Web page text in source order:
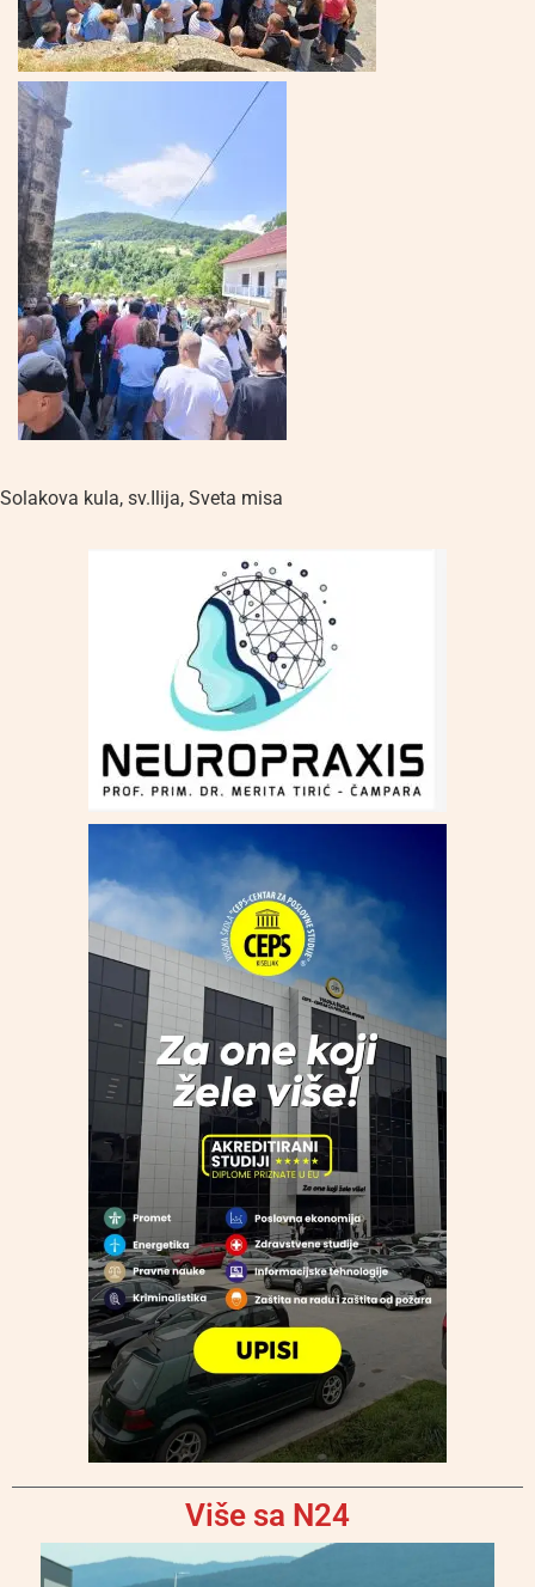
Solakova kula, sv.Ilija, Sveta misa
Više sa N24